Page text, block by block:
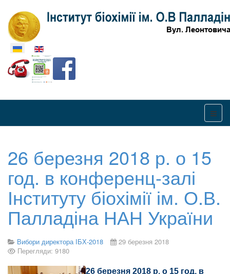
Оберіть свою мову
26 березня 2018 р. о 15
год. в конференц-залі
Інституту біохімії ім. О.В.
Палладіна НАН України
Вибори директора ІБХ-2018
29 березня 2018
Перегляди: 9180
26 березня 2018 р. о 15 год. в